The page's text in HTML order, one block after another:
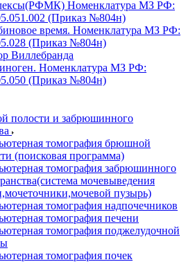
Номенклатура МЗ РФ:
(Приказ №804н)
время. Номенклатура МЗ РФ:
(Приказ №804н)
Виллебранда
Номенклатура МЗ РФ:
(Приказ №804н)
полости и забрюшинного
томография брюшной
(поисковая программа)
томография забрюшинного
мочевыведения
пузырь)
томография надпочечников
томография печени
томография поджелудочной
томография почек